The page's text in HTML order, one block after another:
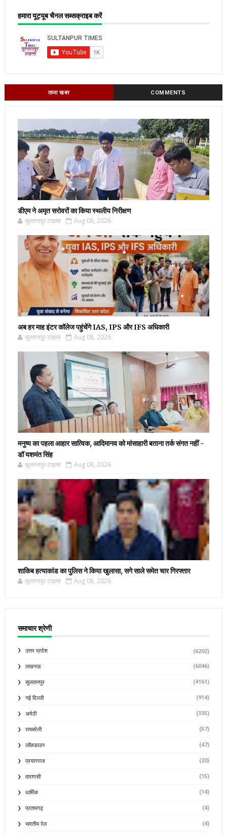
हमारा यूट्यूब चैनल सब्सक्राइब करें
ताजा खबर COMMENTS
डीएम ने अमृत सरोवरों का किया स्थलीय निरीक्षण
सुल्तानपुर टाइम्स Aug 08, 2026
अब हर माह इंटर कॉलेज पहुंचेंगे IAS, IPS और IFS अधिकारी
सुल्तानपुर टाइम्स Aug 08, 2026
मनुष्य का पहला आहार सात्विक, आदिमानव को मांसाहारी बताना तर्क संगत नहीं -
डॉ यशमंत सिंह
सुल्तानपुर टाइम्स Aug 08, 2026
शाकिब हत्याकांड का पुलिस ने किया खुलासा, सगे साले समेत चार गिरफ्तार
सुल्तानपुर टाइम्स Aug 08, 2026
समाचार श्रेणी
उत्तर प्रदेश (6202)
लखनऊ (6046)
सुलतानपुर (4161)
नई दिल्ली (914)
अमेठी (335)
रायबरेली (57)
लॉकडाउन (47)
प्रयागराज (20)
वाराणसी (15)
धार्मिक (14)
प्रतापगढ़ (4)
भारतीय रेल (4)